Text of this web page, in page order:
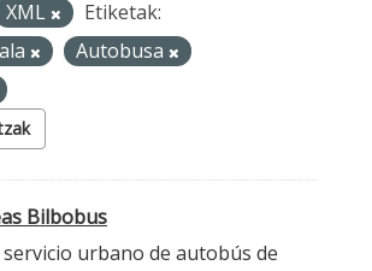
XML
Etiketak:
Autobusa
Bilbobus
urbano de autobús de